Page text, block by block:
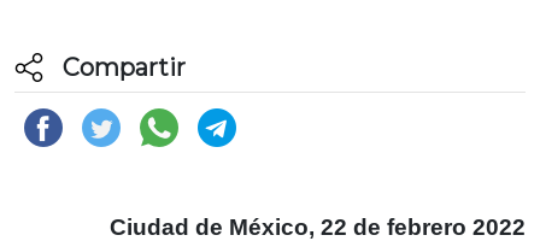
Compartir
Ciudad de México, 22 de febrero 2022